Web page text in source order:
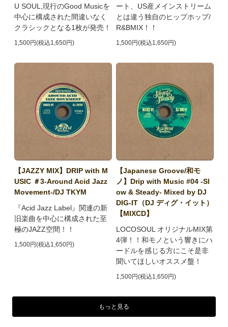
U SOUL,現行のGood Musicを
中心に構成された間違いなく
クラシックとなる1枚が発売！
1,500円(税込1,650円)
ート、US産メインストリーム
とは違う独自のヒップホップ/
R&BMIX！！
1,500円(税込1,650円)
【JAZZY MIX】DRIP with M
USIC ＃3-Around Acid Jazz
Movement-/DJ TKYM
『Acid Jazz Label』関連の新
旧楽曲を中心に構成された至
極のJAZZ空間！！
1,500円(税込1,650円)
【Japanese Groove/和モ
ノ】Drip with Music #04 -Sl
ow & Steady- Mixed by DJ
DIG-IT（DJ ディグ・イット）
【MIXCD】
LOCOSOUL オリジナルMIX第
4弾！！和モノという響きにハ
ードルを感じる方にこそ是非
聞いてほしいオススメ盤！
1,500円(税込1,650円)
もっと見る